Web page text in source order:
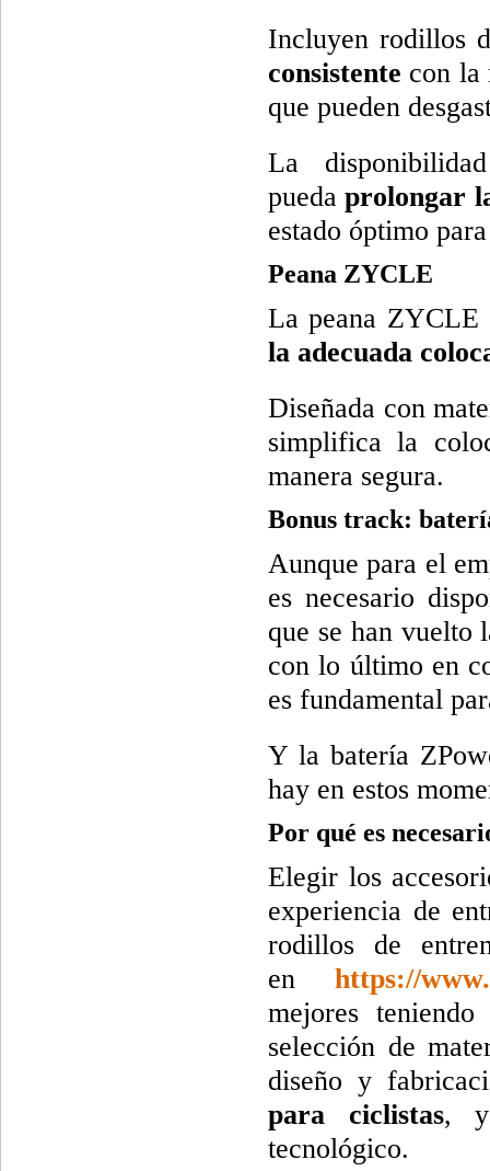
Incluyen rodillos
consistente con la
que pueden
La
puedaprolongar
estado óptimo
Peana ZYCLE
La peana
la adecuada
Diseñada con
simplifica la
manera segura.
Bonus track:
Aunque para el
es necesario
que se han vuelto
con lo último en
es fundamental
Y la batería
hay en estos
Por qué es
Elegir los
experiencia de
rodillos de
en https://
mejores
selección de
diseño y
para ciclistas, y
tecnológico.